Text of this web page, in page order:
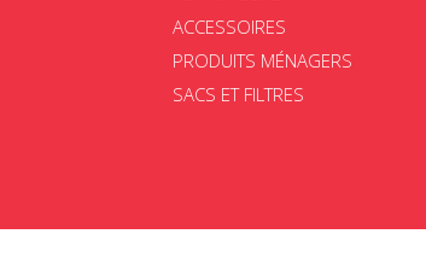
ACCESSOIRES
PRODUITS MÉNAGERS
SACS ET FILTRES